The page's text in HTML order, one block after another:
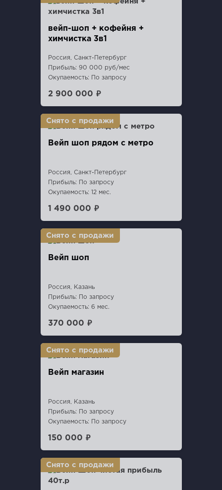
вейп-шоп + кофейня +
химчистка 3в1
Россия, Санкт-Петербург
Прибыль: 90 000 руб/мес
Окупаемость: По запросу
2 900 000 ₽
Вейп шоп рядом с метро
Россия, Санкт-Петербург
Прибыль: По запросу
Окупаемость: 12 мес.
1 490 000 ₽
Вейп шоп
Россия, Казань
Прибыль: По запросу
Окупаемость: 6 мес.
370 000 ₽
Вейп магазин
Россия, Казань
Прибыль: По запросу
Окупаемость: По запросу
150 000 ₽